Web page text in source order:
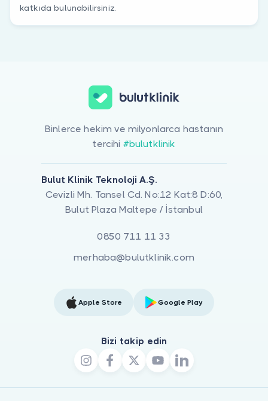
katkıda bulunabilirsiniz.
Binlerce hekim ve milyonlarca hastanın
tercihi #bulutklinik
Bulut Klinik Teknoloji A.Ş.
Cevizli Mh. Tansel Cd. No:12 Kat:8 D:60,
Bulut Plaza Maltepe / İstanbul
0850 711 11 33
merhaba@bulutklinik.com
Apple Store Google Play
Bizi takip edin